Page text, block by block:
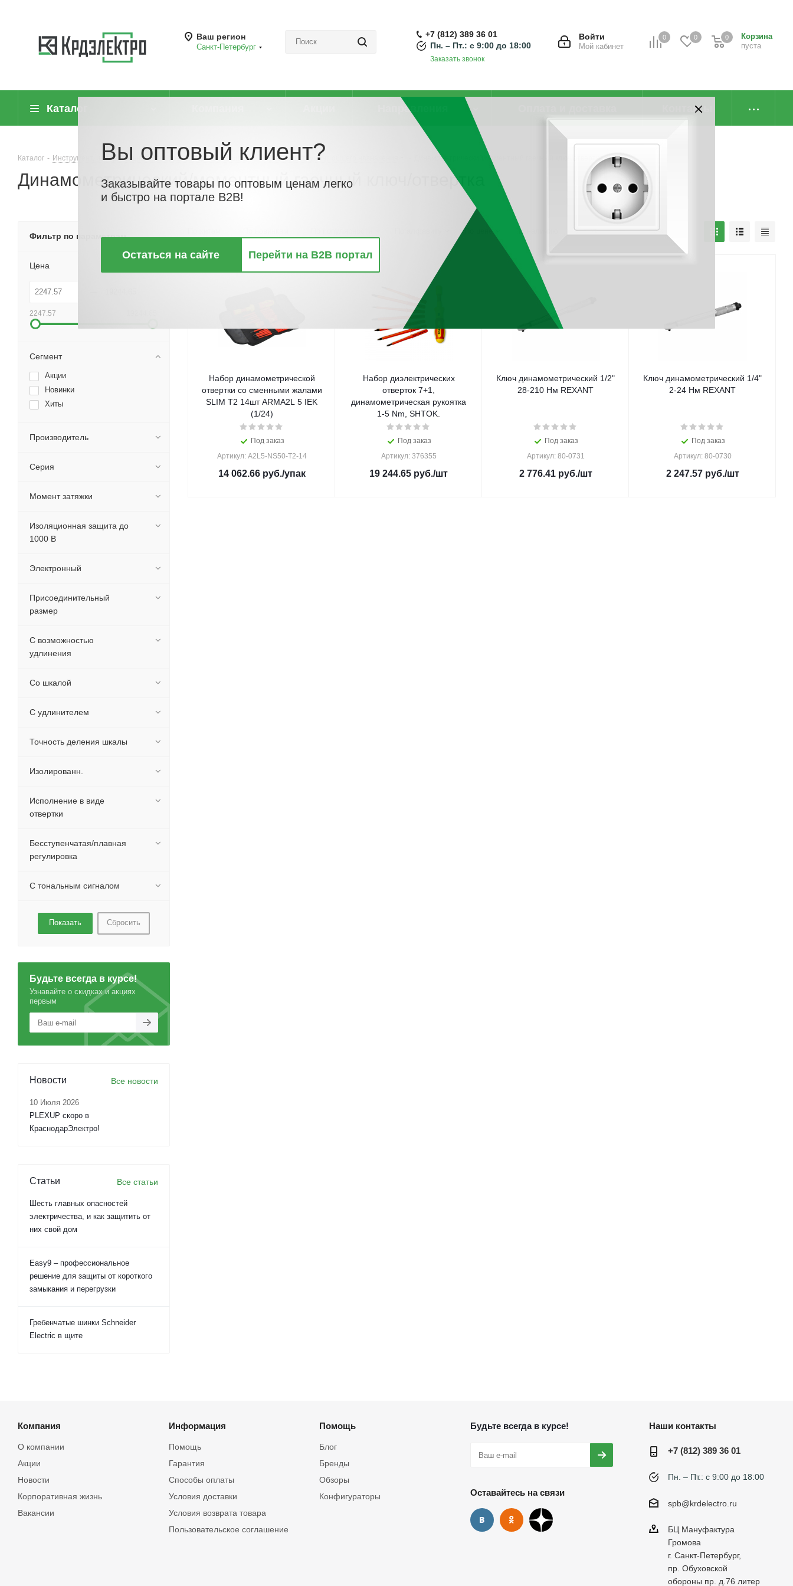
Ваш регион
Санкт-Петербург
0 0
Корзина
пуста
0
Войти
Мой кабинет
+7 (812) 389 36 01
Пн. – Пт.: с 9:00 до 18:00
Заказать звонок
Каталог Направления Контакты
Каталог - Инструмент, измерительные приборы и средства защиты - Ручной инструмент общего назначения Динамометрический/моментный гаечный ключ/отвертка
Динамометрический/моментный гаечный ключ/отвертка
По цене По наличию
Набор динамометрической
отвертки со сменными жалами
SLIM Т2 14шт ARMA2L 5 IEK
(1/24)
Под заказ
Артикул: A2L5-NS50-T2-14
14 062.66руб./упак
Набор диэлектрических
отверток 7+1,
динамометрическая рукоятка
1-5 Nm, SHTOK.
Под заказ
Артикул: 376355
19 244.65 руб./шт
Ключ динамометрический 1/2"
28-210 Нм REXANT
Под заказ
Артикул: 80-0731
2 776.41руб./шт
Ключ динамометрический 1/4"
2-24 Нм REXANT
Под заказ
Артикул: 80-0730
2 247.57руб./шт
Фильтр по параметрам
Цена
2247.57
Сегмент
Акции
Новинки
Хиты
Производитель
Серия
Момент затяжки
Изоляционная защита до
1000 В
Электронный
Присоединительный
размер
С возможностью
удлинения
Со шкалой
С удлинителем
Точность деления шкалы
Изолированн.
Исполнение в виде
отвертки
Бесступенчатая/плавная
регулировка
С тональным сигналом
Сбросить
Будьте всегда в курсе!
Узнавайте о скидках и акциях
первым
Новости Все новости
10 Июля 2026
PLEXUP скоро в
КраснодарЭлектро!
Статьи Все статьи
Шесть главных опасностей
электричества, и как защитить от
них свой дом
Easy9 – профессиональное
решение для защиты от короткого
замыкания и перегрузки
Гребенчатые шинки Schneider
Electric в щите
Компания
О компании
Акции
Новости
Корпоративная жизнь
Вакансии
Информация
Помощь
Гарантия
Способы оплаты
Условия доставки
Условия возврата товара
Пользовательское соглашение
Помощь
Блог
Бренды
Обзоры
Конфигураторы
Будьте всегда в курсе!
Оставайтесь на связи
Наши контакты
+7 (812) 389 36 01
Пн. – Пт.: с 9:00 до 18:00
spb@krdelectro.ru
БЦ Мануфактура
Громова
г. Санкт-Петербург,
пр. Обуховской
обороны пр. д.76 литер
Вы оптовый клиент?
Заказывайте товары по оптовым ценам легко
и быстро на портале B2B!
Остаться на сайте Перейти на B2B портал